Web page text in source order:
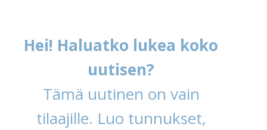
Hei! Haluatko lukea koko
uutisen?
Tämä uutinen on vain
tilaajille. Luo tunnukset,